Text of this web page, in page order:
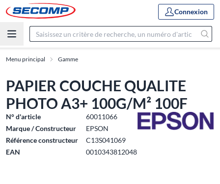
Connexion
Menu principal Gamme
PAPIER COUCHE QUALITE
PHOTO A3+ 100G/M² 100F
N° d'article
60011066
Marque / Constructeur
EPSON
Référence constructeur
C13S041069
EAN
0010343812048